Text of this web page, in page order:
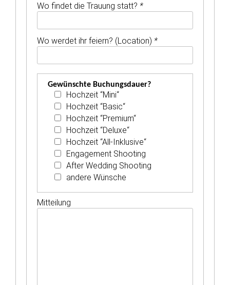
Wo findet die Trauung statt? *
Wo werdet ihr feiern? (Location) *
Gewünschte Buchungsdauer?
Hochzeit “Mini“
Hochzeit “Basic“
Hochzeit “Premium“
Hochzeit “Deluxe“
Hochzeit “All-Inklusive“
Engagement Shooting
After Wedding Shooting
andere Wünsche
Mitteilung